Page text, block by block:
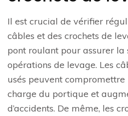
Il est crucial de vérifier
câbles et des crochets de
pont roulant pour assurer la
opérations de levage. Les
usés peuvent
charge du portique et
d’accidents. De même, les